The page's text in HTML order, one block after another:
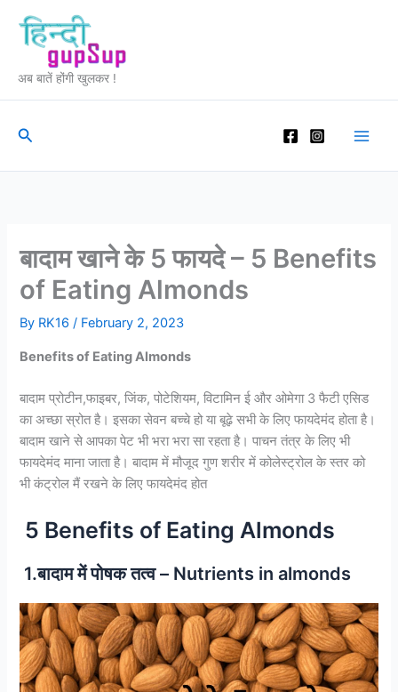
content
अब बातें होंगी खुलकर !
Search
बादाम खाने के 5 फायदे – 5 Benefits
of Eating Almonds
By RK16/ February 2, 2023
Benefits of Eating Almonds
बादाम प्रोटीन,फाइबर, जिंक, पोटेशियम, विटामिन ई और ओमेगा 3 फैटी एसिड
का अच्छा स्रोत है। इसका सेवन बच्चे हो या बूढ़े सभी के लिए फायदेमंद होता है।
बादाम खाने से आपका पेट भी भरा भरा सा रहता है। पाचन तंत्र के लिए भी
फायदेमंद माना जाता है। बादाम में मौजूद गुण शरीर में कोलेस्ट्रोल के स्तर को
भी कंट्रोल मैं रखने के लिए फायदेमंद होत
5 Benefits of Eating Almonds
1.बादाम में पोषक तत्व – Nutrients in almonds